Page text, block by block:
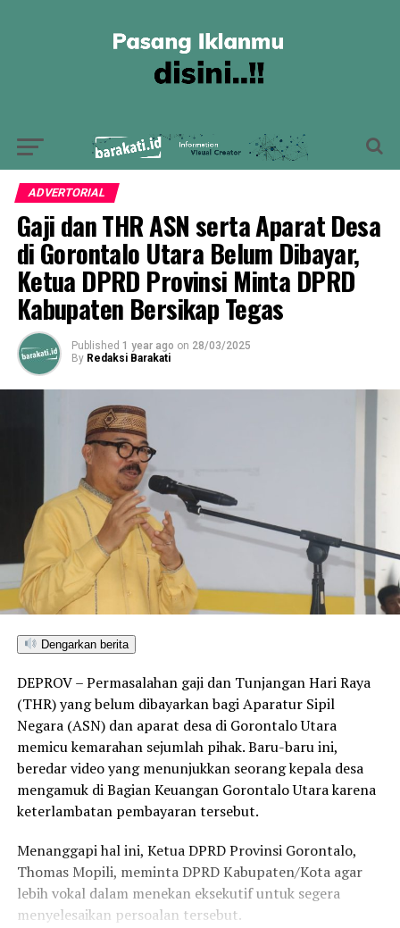
ADVERTORIAL
Gaji dan THR ASN serta Aparat Desa
di Gorontalo Utara Belum Dibayar,
Ketua DPRD Provinsi Minta DPRD
Kabupaten Bersikap Tegas
Published 1 year ago on 28/03/2025
By Redaksi Barakati
Dengarkan berita
DEPROV – Permasalahan gaji dan Tunjangan Hari Raya
(THR) yang belum dibayarkan bagi Aparatur Sipil
Negara (ASN) dan aparat desa di Gorontalo Utara
memicu kemarahan sejumlah pihak. Baru-baru ini,
beredar video yang menunjukkan seorang kepala desa
mengamuk di Bagian Keuangan Gorontalo Utara karena
keterlambatan pembayaran tersebut.
Menanggapi hal ini, Ketua DPRD Provinsi Gorontalo,
Thomas Mopili, meminta DPRD Kabupaten/Kota agar
lebih vokal dalam menekan eksekutif untuk segera
menyelesaikan persoalan tersebut.